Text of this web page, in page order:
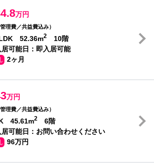
万円
管理費／共益費込み）
52.36m2
10階
居可能日：即入居可能
2ヶ月
万円
管理費／共益費込み）
45.61m2
6階
居可能日：お問い合わせください
96万円